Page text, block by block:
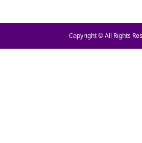
Copyright © All Rights